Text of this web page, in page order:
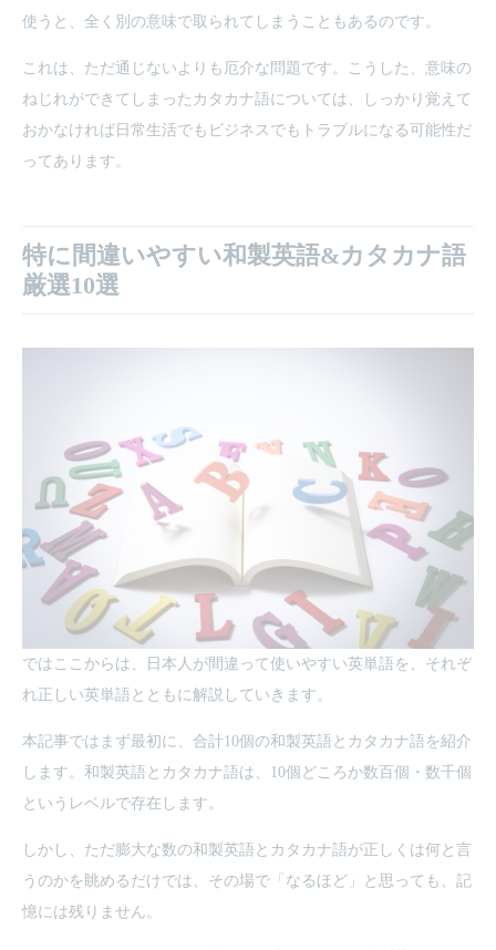
使うと、全く別の意味で取られてしまうこともあるのです。
これは、ただ通じないよりも厄介な問題です。こうした、意味の
ねじれができてしまったカタカナ語については、しっかり覚えて
おかなければ日常生活でもビジネスでもトラブルになる可能性だ
ってあります。
特に間違いやすい和製英語&カタカナ語
厳選10選
ではここからは、日本人が間違って使いやすい英単語を、それぞ
れ正しい英単語とともに解説していきます。
本記事ではまず最初に、合計10個の和製英語とカタカナ語を紹介
します。和製英語とカタカナ語は、10個どころか数百個・数千個
というレベルで存在します。
しかし、ただ膨大な数の和製英語とカタカナ語が正しくは何と言
うのかを眺めるだけでは、その場で「なるほど」と思っても、記
憶には残りません。